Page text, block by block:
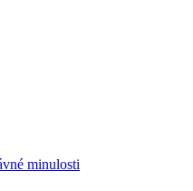
minulosti